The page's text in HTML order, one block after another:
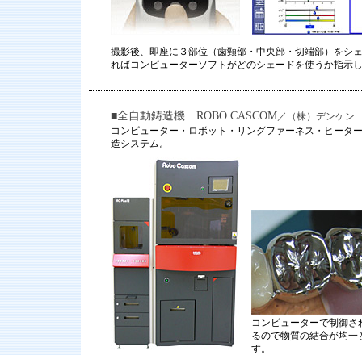
撮影後、即座に３部位（歯頸部・中央部・切端部）をシ
ればコンピューターソフトがどのシェードを使うか指示
■全自動鋳造機 ROBO CASCOM／（株）デンケン
コンピューター・ロボット・リングファーネス・ヒータ
造システム。
コンピューターで制御
るので物質の結合が均
す。